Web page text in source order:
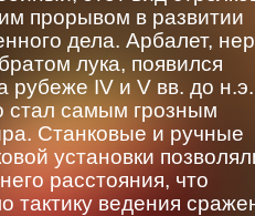
прорывом в развитии
дела. Арбалет,
лука, появился
рубеже IV и V вв. до
стал самым грозным
Станковые и ручные
установки
расстояния, что
тактику ведения